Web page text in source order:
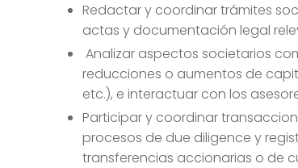
Redactar y coordinar trámites
actas y documentación legal
Analizar aspectos societarios
reducciones o aumentos de
etc.), e interactuar con los
Participar y coordinar
procesos de due diligence y
transferencias accionarias o de